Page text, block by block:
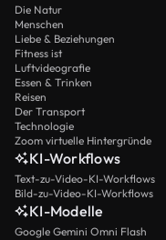
Die Natur
Menschen
Liebe & Beziehungen
Fitness ist
Luftvideografie
Essen & Trinken
Reisen
Der Transport
Technologie
Zoom virtuelle Hintergründe
KI-Workflows
Text-zu-Video-KI-Workflows
Bild-zu-Video-KI-Workflows
KI-Modelle
Google Gemini Omni Flash